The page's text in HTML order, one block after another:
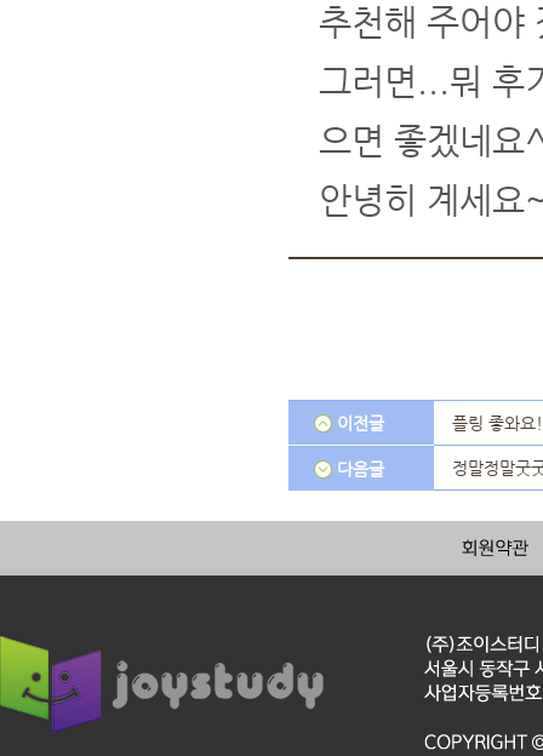
추천해 주어야
그러면...뭐 후
으면 좋겠네
안녕히 계세요
이전글 플링 좋와
다음글 정말정말굿